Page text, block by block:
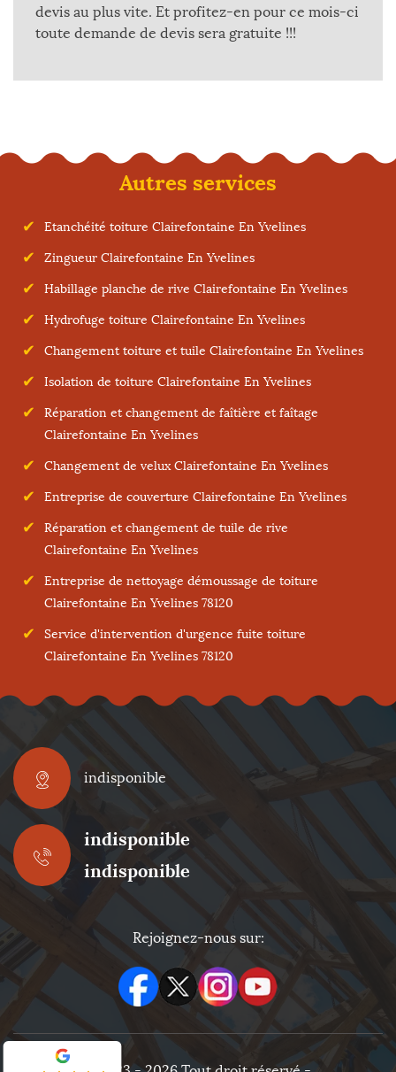
devis au plus vite. Et profitez-en pour ce mois-ci
toute demande de devis sera gratuite !!!
Autres services
Etanchéité toiture Clairefontaine En Yvelines
Zingueur Clairefontaine En Yvelines
Habillage planche de rive Clairefontaine En Yvelines
Hydrofuge toiture Clairefontaine En Yvelines
Changement toiture et tuile Clairefontaine En Yvelines
Isolation de toiture Clairefontaine En Yvelines
Réparation et changement de faîtière et faîtage
Clairefontaine En Yvelines
Changement de velux Clairefontaine En Yvelines
Entreprise de couverture Clairefontaine En Yvelines
Réparation et changement de tuile de rive
Clairefontaine En Yvelines
Entreprise de nettoyage démoussage de toiture
Clairefontaine En Yvelines 78120
Service d'intervention d'urgence fuite toiture
Clairefontaine En Yvelines 78120
indisponible
indisponible
indisponible
Rejoignez-nous sur: